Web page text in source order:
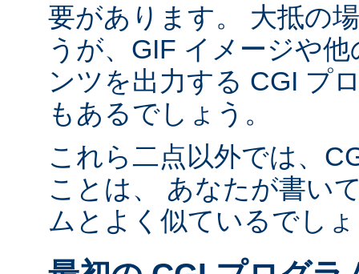
要があります。 大抵の
うが、GIF イメージや
ンツを出力する CGI プ
もあるでしょう。
これら二点以外では、
ことは、 あなたが書い
ムとよく似ているでし